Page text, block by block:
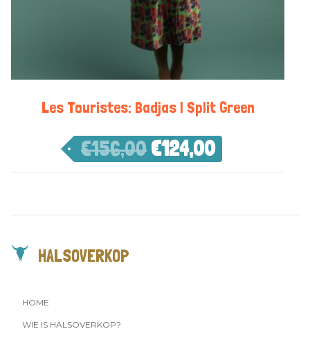
Les Touristes: Badjas | Split Green
€156,00 €124,00
HALSOVERKOP
HOME
WIE IS HALSOVERKOP?